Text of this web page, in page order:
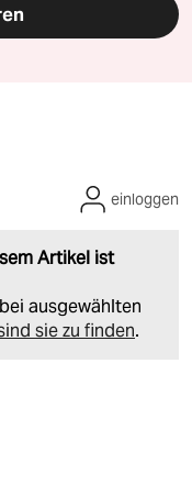
Artikel ist
ausgewählten
sie zu finden.
einloggen